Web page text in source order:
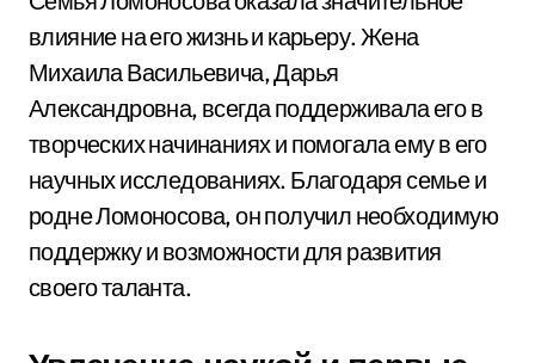
влияние на его жизнь и карьеру. Жена
Михаила Васильевича, Дарья
Александровна, всегда поддерживала его в
творческих начинаниях и помогала ему в его
научных исследованиях. Благодаря семье и
родне Ломоносова, он получил необходимую
поддержку и возможности для развития
своего таланта.